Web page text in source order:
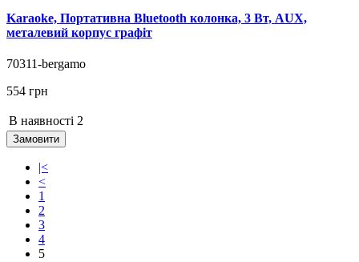
Karaoke, Портативна Bluetooth колонка, 3 Вт, AUX,
металевий корпус графіт
70311-bergamo
554 грн
В наявності 2
Замовити
|<
<
1
2
3
4
5